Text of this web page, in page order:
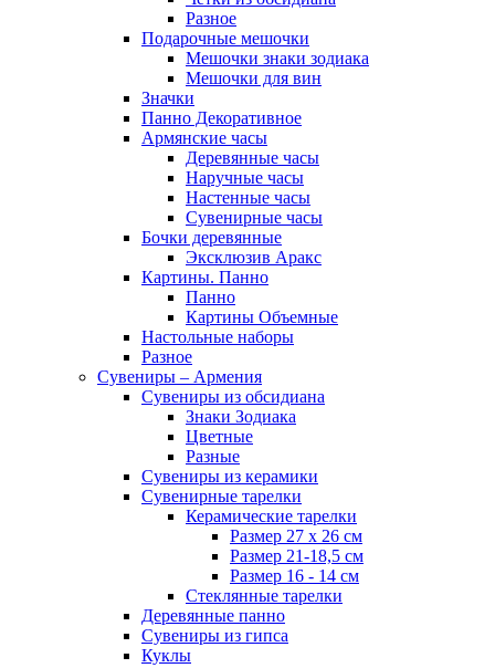
Разное
Подарочные мешочки
Мешочки знаки зодиака
Мешочки для вин
Значки
Панно Декоративное
Армянские часы
Деревянные часы
Наручные часы
Настенные часы
Сувенирные часы
Бочки деревянные
Эксклюзив Аракс
Картины. Панно
Панно
Картины Объемные
Настольные наборы
Разное
Сувениры – Армения
Сувениры из обсидиана
Знаки Зодиака
Цветные
Разные
Сувениры из керамики
Сувенирные тарелки
Керамические тарелки
Размер 27 х 26 см
Размер 21-18,5 см
Размер 16 - 14 см
Стеклянные тарелки
Деревянные панно
Сувениры из гипса
Куклы